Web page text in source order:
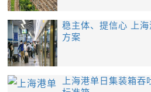
稳主体、提信心 上
方案
上海港单日集装箱